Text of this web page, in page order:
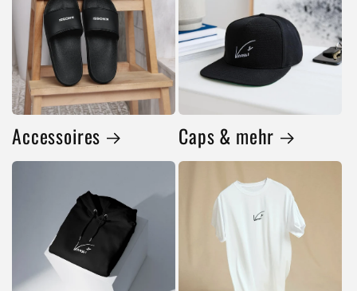
Accessoires Caps & mehr